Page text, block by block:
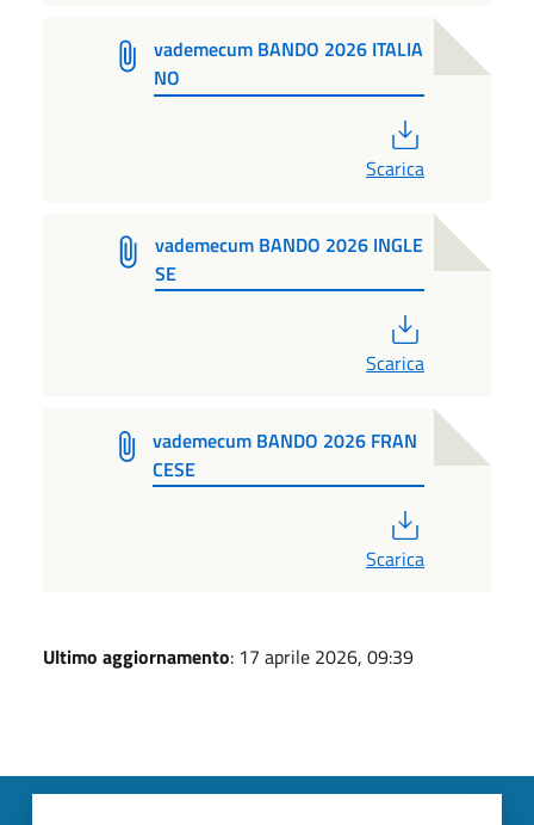
vademecum BANDO 2026 ITALIA
NO
Scarica
vademecum BANDO 2026 INGLE
SE
Scarica
vademecum BANDO 2026 FRAN
CESE
Scarica
Ultimo aggiornamento: 17 aprile 2026, 09:39